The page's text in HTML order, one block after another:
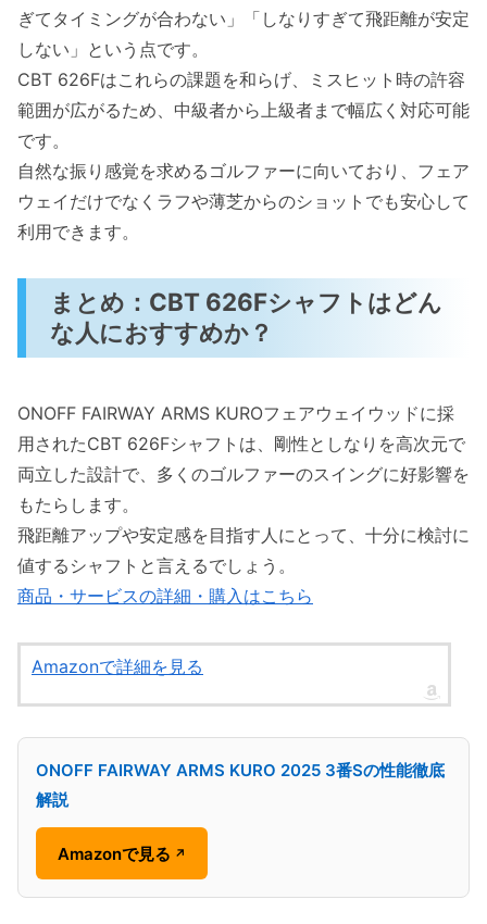
ぎてタイミングが合わない」「しなりすぎて飛距離が安定
しない」という点です。
CBT 626Fはこれらの課題を和らげ、ミスヒット時の許容
範囲が広がるため、中級者から上級者まで幅広く対応可能
です。
自然な振り感覚を求めるゴルファーに向いており、フェア
ウェイだけでなくラフや薄芝からのショットでも安心して
利用できます。
まとめ：CBT 626Fシャフトはどん
な人におすすめか？
ONOFF FAIRWAY ARMS KUROフェアウェイウッドに採
用されたCBT 626Fシャフトは、剛性としなりを高次元で
両立した設計で、多くのゴルファーのスイングに好影響を
もたらします。
飛距離アップや安定感を目指す人にとって、十分に検討に
値するシャフトと言えるでしょう。
商品・サービスの詳細・購入はこちら
Amazonで詳細を見る
ONOFF FAIRWAY ARMS KURO 2025 3番Sの性能徹底
解説
Amazonで見る ↗